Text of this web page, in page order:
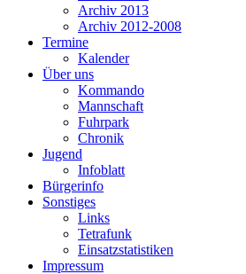
Archiv 2013
Archiv 2012-2008
Termine
Kalender
Über uns
Kommando
Mannschaft
Fuhrpark
Chronik
Jugend
Infoblatt
Bürgerinfo
Sonstiges
Links
Tetrafunk
Einsatzstatistiken
Impressum